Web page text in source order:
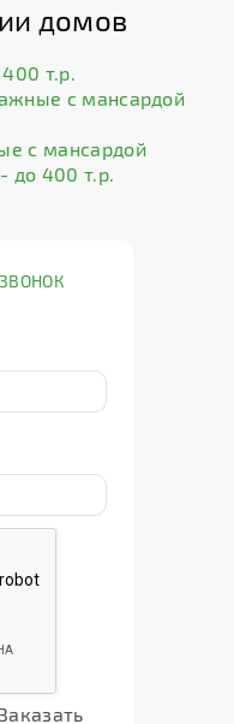
домов
т.р.
с мансардой
с мансардой
до 400 т.р.